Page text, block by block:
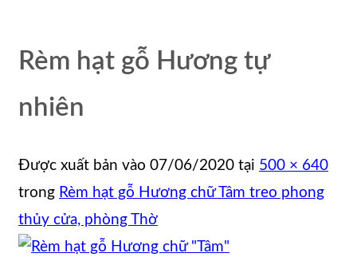
Rèm hạt gỗ Hương tự
nhiên
Được xuất bản vào 07/06/2020 tại 500 × 640
trong Rèm hạt gỗ Hương chữ Tâm treo phong
thủy cửa, phòng Thờ